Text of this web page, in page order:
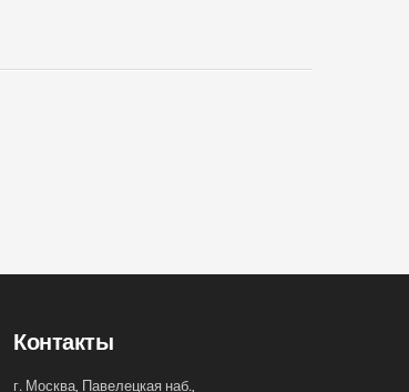
Контакты
г. Москва, Павелецкая наб.,